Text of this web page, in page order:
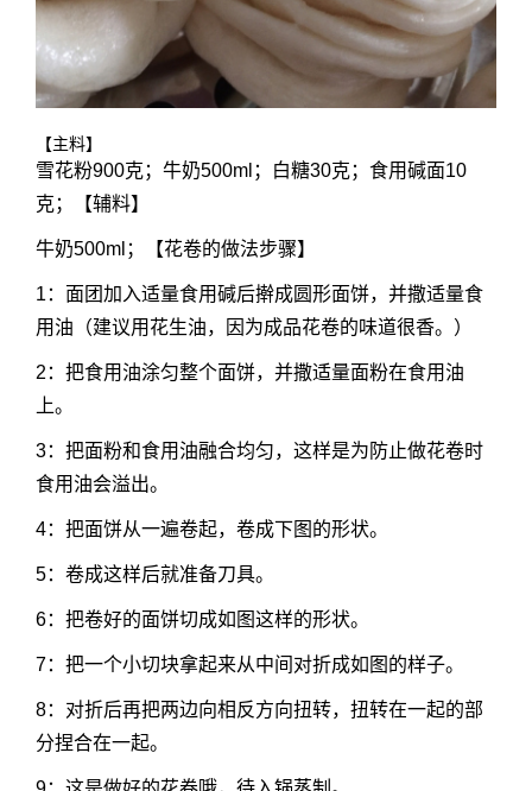
【主料】
雪花粉900克；牛奶500ml；白糖30克；食用碱面10
克；【辅料】
牛奶500ml；【花卷的做法步骤】
1：面团加入适量食用碱后擀成圆形面饼，并撒适量食
用油（建议用花生油，因为成品花卷的味道很香。）
2：把食用油涂匀整个面饼，并撒适量面粉在食用油
上。
3：把面粉和食用油融合均匀，这样是为防止做花卷时
食用油会溢出。
4：把面饼从一遍卷起，卷成下图的形状。
5：卷成这样后就准备刀具。
6：把卷好的面饼切成如图这样的形状。
7：把一个小切块拿起来从中间对折成如图的样子。
8：对折后再把两边向相反方向扭转，扭转在一起的部
分捏合在一起。